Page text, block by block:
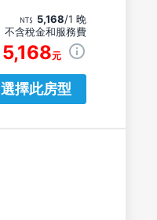
5,168/1 晚
不含稅金和服務費
5,168元
選擇此房型